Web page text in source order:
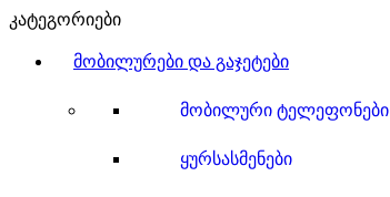
კატეგორიები
მობილურები და გაჯეტები
მობილური ტელეფონები
ყურსასმენები